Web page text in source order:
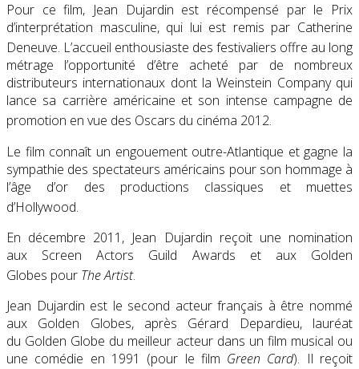
Pour ce film, Jean Dujardin est récompensé par le Prix
d’interprétation masculine, qui lui est remis par Catherine
Deneuve. L’accueil enthousiaste des festivaliers offre au long
métrage l’opportunité d’être acheté par de nombreux
distributeurs internationaux dont la Weinstein Company qui
lance sa carrière américaine et son intense campagne de
promotion en vue des Oscars du cinéma 2012.
Le film connaît un engouement outre-Atlantique et gagne la
sympathie des spectateurs américains pour son hommage à
l’âge d’or des productions classiques et muettes
d’Hollywood.
En décembre 2011 , Jean Dujardin reçoit une nomination
aux Screen Actors Guild Awards et aux Golden
Globes pour The Artist.
Jean Dujardin est le second acteur français à être nommé
aux Golden Globes, après Gérard Depardieu, lauréat
du Golden Globe du meilleur acteur dans un film musical ou
une comédie en 1991 (pour le film Green Card). Il reçoit